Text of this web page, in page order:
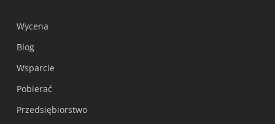
Wycena
Blog
Wsparcie
Pobierać
Przedsiębiorstwo